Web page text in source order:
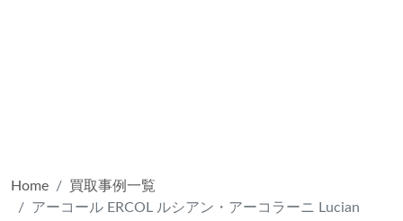
Home
買取事例一覧
アーコール ERCOL ルシアン・アーコラーニ Lucian